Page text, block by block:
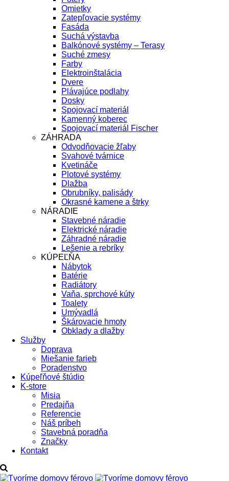
Omietky
Zatepľovacie systémy
Fasáda
Suchá výstavba
Balkónové systémy – Terasy
Suché zmesy
Farby
Elektroinštalácia
Dvere
Plávajúce podlahy
Dosky
Spojovací materiál
Kamenný koberec
Spojovací materiál Fischer
ZÁHRADA
Odvodňovacie žľaby
Svahové tvárnice
Kvetináče
Plotové systémy
Dlažba
Obrubníky, palisády
Okrasné kamene a štrky
NÁRADIE
Stavebné náradie
Elektrické náradie
Záhradné náradie
Lešenie a rebríky
KÚPEĽŇA
Nábytok
Batérie
Radiátory
Vaňa, sprchové kúty
Toalety
Umývadlá
Škárovacie hmoty
Obklady a dlažby
Služby
Doprava
Miešanie farieb
Poradenstvo
Kúpeľňové štúdio
K-store
Misia
Predajňa
Referencie
Náš príbeh
Stavebná poradňa
Značky
Kontakt